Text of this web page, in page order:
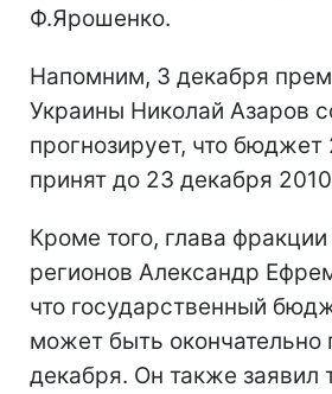
Ф.Ярошенко.
Напомним, 3 декабря
Украины Николай Азаров
прогнозирует, что бюджет
принят до 23 декабря 2010
Кроме того, глава
регионов Александр
что государственный
может быть окончательно
декабря. Он также заявил